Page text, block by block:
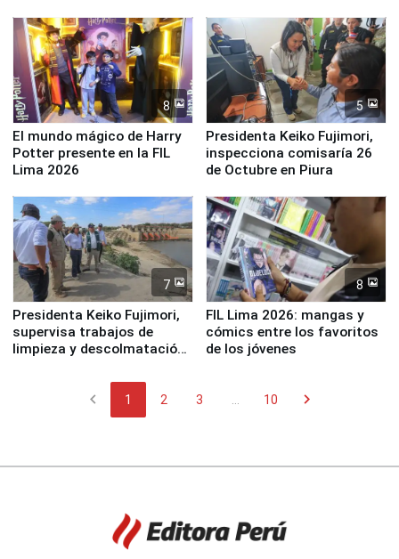
la UGEL 2
Derecho Colectivo"
8
El mundo mágico de Harry
Potter presente en la FIL
Lima 2026
5
Presidenta Keiko Fujimori,
inspecciona comisaría 26
de Octubre en Piura
7
Presidenta Keiko Fujimori,
supervisa trabajos de
limpieza y descolmatación
8
FIL Lima 2026: mangas y
cómics entre los favoritos
de los jóvenes
chevron_left 1 2 3 10 chevron_right